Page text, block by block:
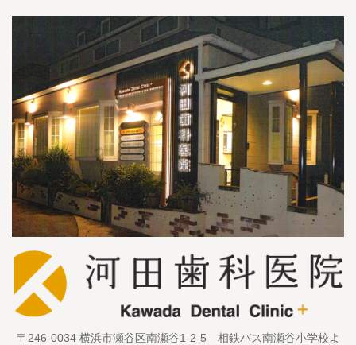
〒246-0034 横浜市瀬谷区南瀬谷1-2-5 相鉄バス南瀬谷小学校よ